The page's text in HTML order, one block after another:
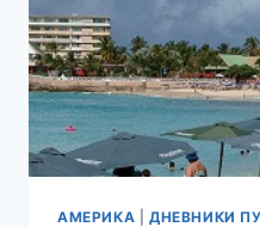
АМЕРИКА ДНЕВНИКИ